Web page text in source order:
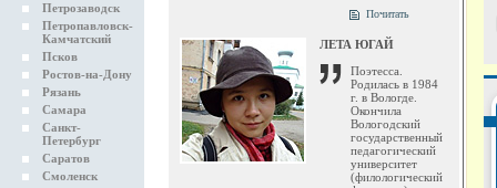
Петрозаводск
Петропавловск-
Камчатский
Псков
Ростов-на-Дону
Рязань
Самара
Санкт-
Петербург
Саратов
Смоленск
Почитать
ЛЕТА ЮГАЙ
Поэтесса.
Родилась в 1984
г. в Вологде.
Окончила
Вологодский
государственный
педагогический
университет
(филологический